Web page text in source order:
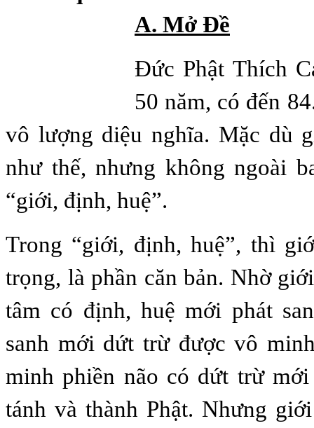
A. Mở Ðề
Ðức Phật Thích
50 năm, có đến
vô lượng diệu nghĩa. Mặc dù
như thế, nhưng không ngoài
“giới, định, huệ”.
Trong “giới, định, huệ”, thì
trọng, là phần căn bản. Nhờ
tâm có định, huệ mới phát
sanh mới dứt trừ được vô
minh phiền não có dứt trừ
tánh và thành Phật. Nhưng